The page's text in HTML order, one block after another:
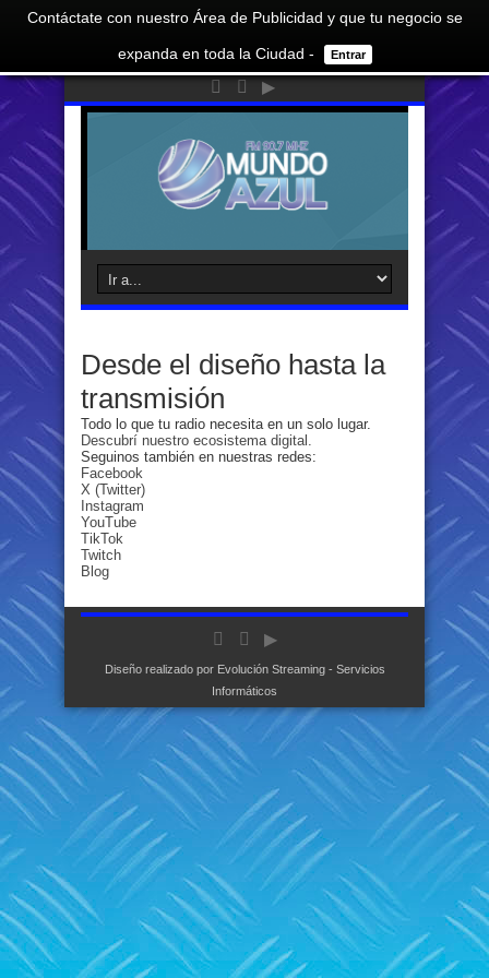
Contáctate con nuestro Área de Publicidad y que tu negocio se
expanda en toda la Ciudad - Entrar
Desde el diseño hasta la
transmisión
Todo lo que tu radio necesita en un solo lugar.
Descubrí nuestro ecosistema digital.
Seguinos también en nuestras redes:
Facebook
X (Twitter)
Instagram
YouTube
TikTok
Twitch
Blog
Diseño realizado por Evolución Streaming - Servicios
Informáticos